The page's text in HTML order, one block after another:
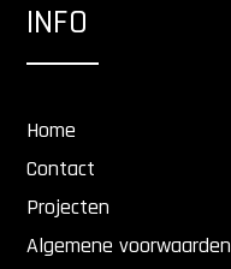
INFO
Home
Contact
Projecten
Algemene voorwaarden